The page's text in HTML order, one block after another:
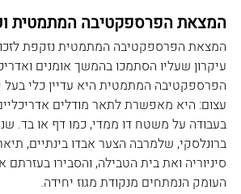
המצאת הפרספקטיבה המתמטית
המצאת הפרספקטיבה המתמטית נזקפת
עיקרון שעליו הסתמכו בהמשך אומנים
הפרספקטיבה המתמטית היא עדיין כלי בעל
עצום: היא מאפשרת לתאר מודלים
בעבודה על משטח דו ממדי, כמו דף או בד.
ברונלסקי, שלמרבה הצער אבדו בינתיים,
סיניוריה ואת בית הטבילה, והסבירו בעזרתם
העומק הנמתחים מנקודת מגוז יחידה.